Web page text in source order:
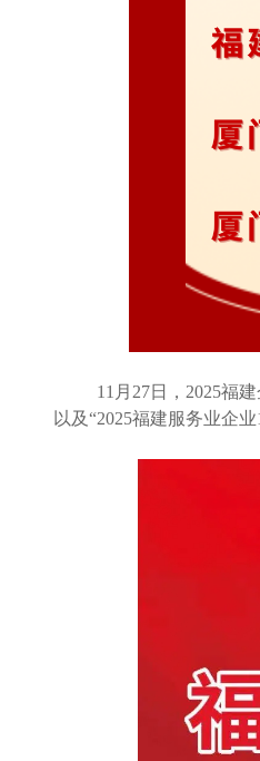
11月27日，2025福
以及“2025福建服务业企